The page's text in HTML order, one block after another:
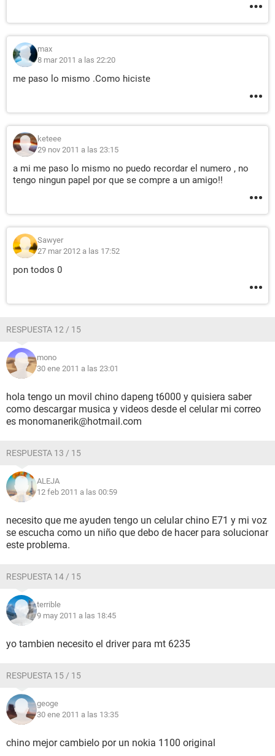
max
8 mar 2011 a las 22:20
me paso lo mismo .Como hiciste
keteee
29 nov 2011 a las 23:15
a mi me paso lo mismo no puedo recordar el numero , no
tengo ningun papel por que se compre a un amigo!!
Sawyer
27 mar 2012 a las 17:52
pon todos 0
RESPUESTA 12 / 15
mono
30 ene 2011 a las 23:01
hola tengo un movil chino dapeng t6000 y quisiera saber
como descargar musica y videos desde el celular mi correo
es monomanerik@hotmail.com
RESPUESTA 13 / 15
ALEJA
12 feb 2011 a las 00:59
necesito que me ayuden tengo un celular chino E71 y mi voz
se escucha como un niño que debo de hacer para solucionar
este problema.
RESPUESTA 14 / 15
terrible
9 may 2011 a las 18:45
yo tambien necesito el driver para mt 6235
RESPUESTA 15 / 15
geoge
30 ene 2011 a las 13:35
chino mejor cambielo por un nokia 1100 original